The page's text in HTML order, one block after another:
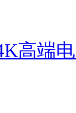
高端